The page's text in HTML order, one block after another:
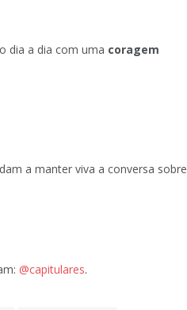
dia a dia com uma coragem
a manter viva a conversa sobre
@capitulares.